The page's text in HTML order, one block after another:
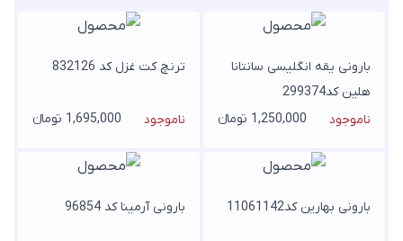
بارونی یقه انگلیسی سانتانا
هلین کد299374
ناموجود
1,250,000 تومانء
ترنچ کت غزل کد 832126
ناموجود 1,695,000 تومانء
بارونی بهارین کد11061142 بارونی آرمینا کد 96854